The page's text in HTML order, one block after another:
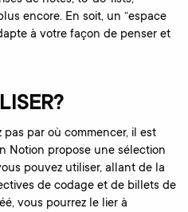
encore. En soit, un “espace
à votre façon de penser et
pas par où commencer, il est
Notion propose une sélection
pouvez utiliser, allant de la
de codage et de billets de
vous pourrez le lier à